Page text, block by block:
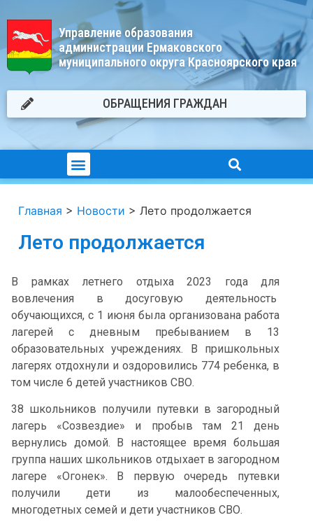
Управление образования
администрации Ермаковского
муниципального округа Красноярского края
ОБРАЩЕНИЯ ГРАЖДАН
Главная > Новости > Лето продолжается
Лето продолжается
В рамках летнего отдыха 2023 года для
вовлечения в досуговую деятельность
обучающихся, с 1 июня была организована работа
лагерей с дневным пребыванием в 13
образовательных учреждениях. В пришкольных
лагерях отдохнули и оздоровились 774 ребенка, в
том числе 6 детей участников СВО.
38 школьников получили путевки в загородный
лагерь «Созвездие» и пробыв там 21 день
вернулись домой. В настоящее время большая
группа наших школьников отдыхает в загородном
лагере «Огонек». В первую очередь путевки
получили дети из малообеспеченных,
многодетных семей и дети участников СВО.